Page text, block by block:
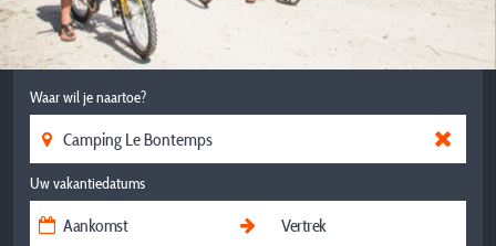
Waar wil je naartoe?
Uw vakantiedatums